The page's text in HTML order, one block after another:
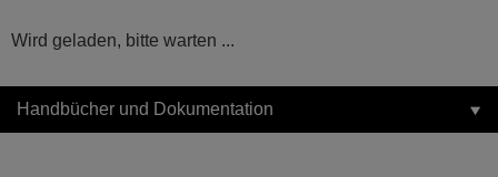
Wird geladen, bitte warten ...
Handbücher und Dokumentation